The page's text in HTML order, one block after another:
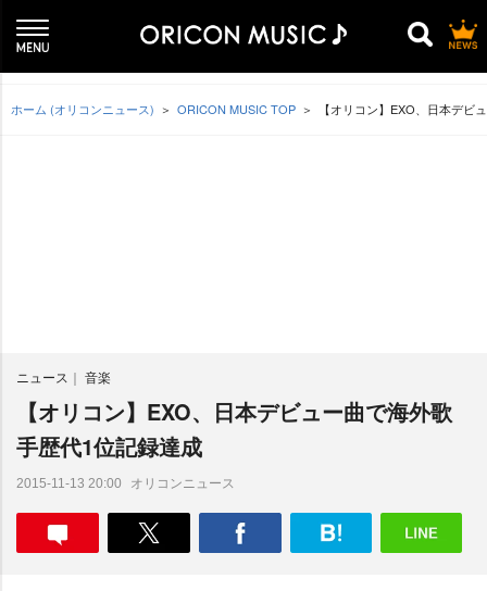
ホーム (オリコンニュース) ORICON MUSIC TOP 【オリコン】EXO、日本デビ
ニュース 音楽
【オリコン】EXO、日本デビュー曲で海外歌
手歴代1位記録達成
2015-11-13 20:00 オリコンニュース